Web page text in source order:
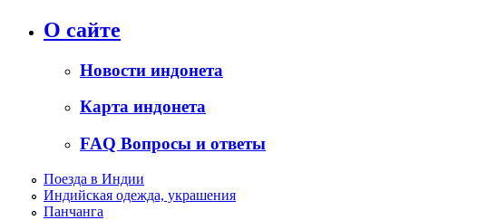
О сайте
Новости индонета
Карта индонета
FAQ Вопросы и ответы
Поезда в Индии
Индийская одежда, украшения
Панчанга